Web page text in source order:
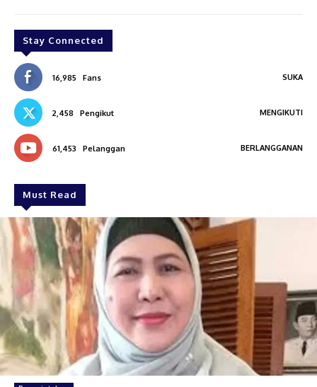
Stay Connected
16,985 Fans SUKA
2,458 Pengikut MENGIKUTI
61,453 Pelanggan BERLANGGANAN
Must Read